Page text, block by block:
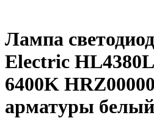
Лампа
Electric
6400K
арматуры белый